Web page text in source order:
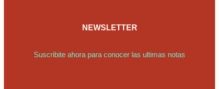
NEWSLETTER
Suscribite ahora para conocer las ultimas notas